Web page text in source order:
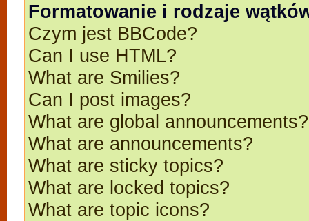
Formatowanie i rodzaje
Czym jest BBCode?
Can I use HTML?
What are Smilies?
Can I post images?
What are global announcements?
What are announcements?
What are sticky topics?
What are locked topics?
What are topic icons?